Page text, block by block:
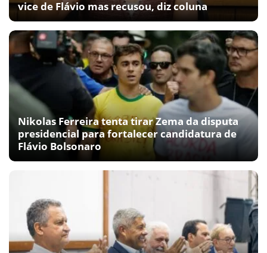
vice de Flávio mas recusou, diz coluna
Nikolas Ferreira tenta tirar Zema da disputa
presidencial para fortalecer candidatura de
Flávio Bolsonaro